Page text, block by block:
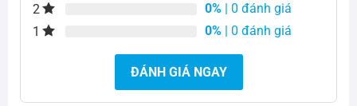
2
0% | 0 đánh giá
1
0% | 0 đánh giá
ĐÁNH GIÁ NGAY